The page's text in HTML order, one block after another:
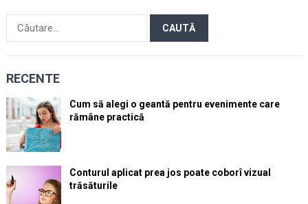
după:
RECENTE
Cum să alegi o geantă pentru evenimente care
rămâne practică
Conturul aplicat prea jos poate coborî vizual
trăsăturile